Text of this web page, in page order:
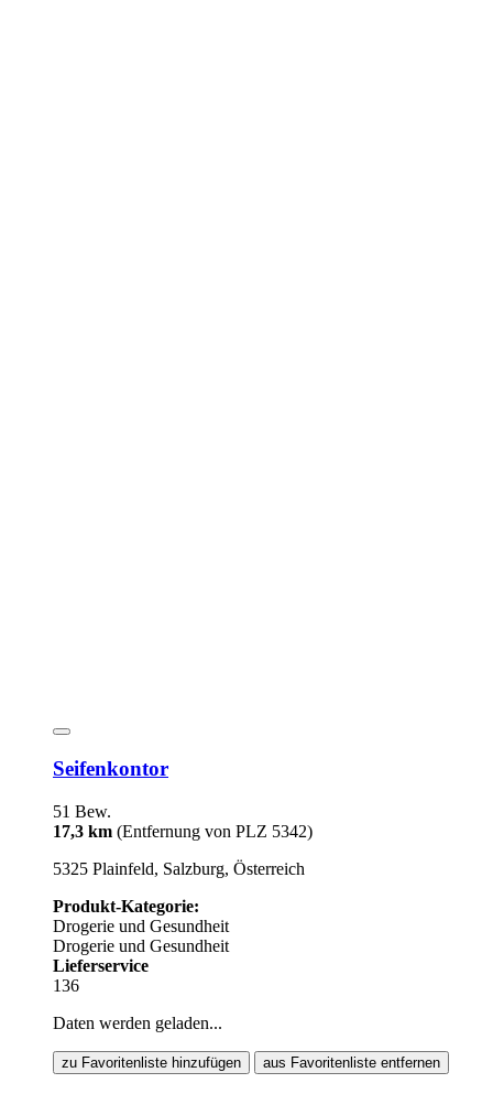
Seifenkontor
51 Bew.
17,3 km (Entfernung von PLZ 5342)
5325 Plainfeld, Salzburg, Österreich
Produkt-Kategorie:
Drogerie und Gesundheit
Drogerie und Gesundheit
Lieferservice
136
Daten werden geladen...
zu Favoritenliste hinzufügen aus Favoritenliste entfernen